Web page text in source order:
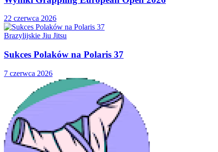
22 czerwca 2026
Brazylijskie Jiu Jitsu
Sukces Polaków na Polaris 37
7 czerwca 2026